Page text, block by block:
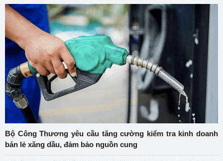
Bộ Công Thương yêu cầu tăng cường kiểm tra kinh doanh
bán lẻ xăng dầu, đảm bảo nguồn cung